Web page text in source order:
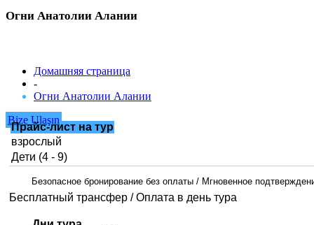
Огни Анатолии Алании
Домашняя страница
-
Огни Анатолии Алании
Bize Ulaşın
Прайс-лист на тур
взрослый
Дети (4 - 9)
Безопасное бронирование без оплаты / Мгновенное
Бесплатный трансфер / Оплата в день тура